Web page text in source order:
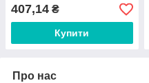
407,14 ₴
Купити
Про нас